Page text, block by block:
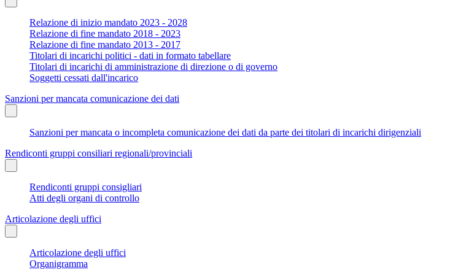
Relazione di inizio mandato 2023 - 2028
Relazione di fine mandato 2018 - 2023
Relazione di fine mandato 2013 - 2017
Titolari di incarichi politici - dati in formato tabellare
Titolari di incarichi di amministrazione di direzione o di governo
Soggetti cessati dall'incarico
Sanzioni per mancata comunicazione dei dati
Sanzioni per mancata o incompleta comunicazione dei dati da parte dei titolari di incarichi dirigenziali
Rendiconti gruppi consiliari regionali/provinciali
Rendiconti gruppi consigliari
Atti degli organi di controllo
Articolazione degli uffici
Articolazione degli uffici
Organigramma